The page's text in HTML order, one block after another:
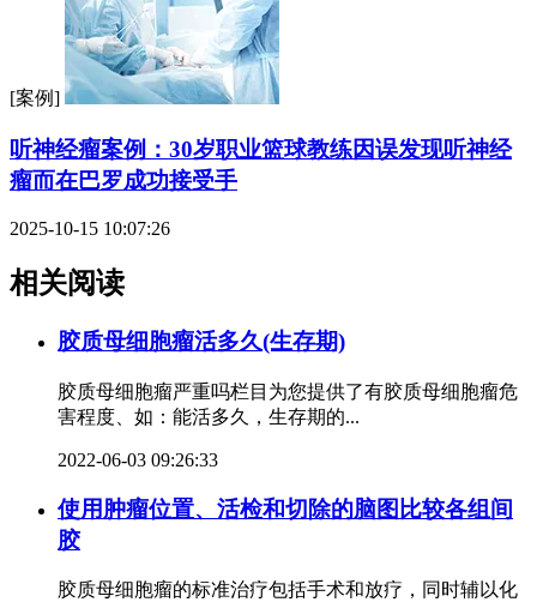
[案例]
听神经瘤案例：30岁职业篮球教练因误发现听神经
瘤而在巴罗成功接受手
2025-10-15 10:07:26
相关阅读
胶质母细胞瘤活多久(生存期)
胶质母细胞瘤严重吗栏目为您提供了有胶质母细胞瘤危
害程度、如：能活多久，生存期的...
2022-06-03 09:26:33
使用肿瘤位置、活检和切除的脑图比较各组间
胶
胶质母细胞瘤的标准治疗包括手术和放疗，同时辅以化